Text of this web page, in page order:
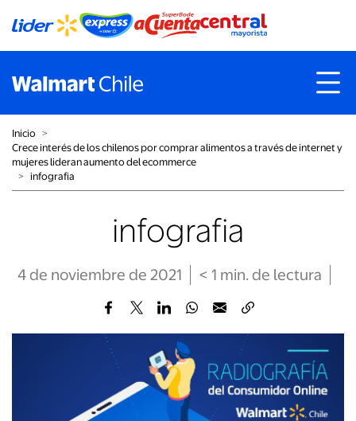
Inicio ˃
Crece interés de los chilenos por comprar alimentos a través de internet y
mujeres lideran aumento del ecommerce
˃ infografia
infografia
4 de noviembre de 2021 < 1 min. de lectura